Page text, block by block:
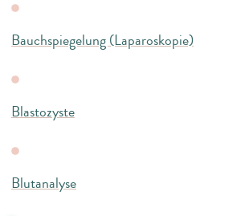
Bauchspiegelung (Laparoskopie)
Blastozyste
Blutanalyse